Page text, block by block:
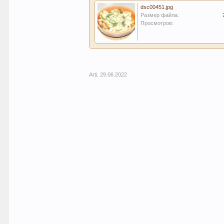
dsc00451.jpg
Размер файла:
Просмотров:
Arti 29.06.2022